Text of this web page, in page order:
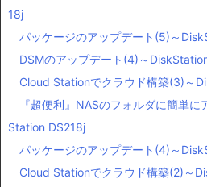
18j
パッケージのアップデート(5)～
DSMのアップデート(4)～
Cloud Stationでクラウド構築(3)～
『超便利』NASのフォルダに簡単
Station DS218j
パッケージのアップデート(4)～
Cloud Stationでクラウド構築(2)～